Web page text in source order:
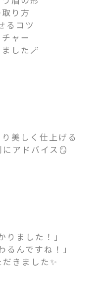
り方
るコツ
ャー
した🪄
り美しく仕上げる
アドバイス🪞
りました！」
るんですね！」
きました✨